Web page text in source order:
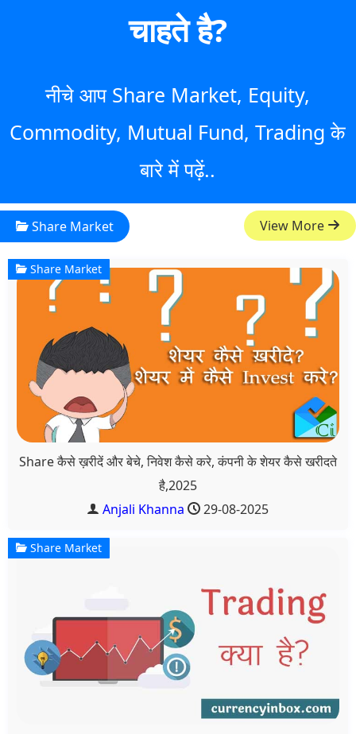
चाहते है?
नीचे आप Share Market, Equity,
Commodity, Mutual Fund, Trading के
बारे में पढ़ें..
Share Market View More
Share कैसे ख़रीदें और बेचे, निवेश कैसे करे, कंपनी के शेयर कैसे खरीदते
है,2025
Anjali Khanna
29-08-2025
Share Market
Share Market